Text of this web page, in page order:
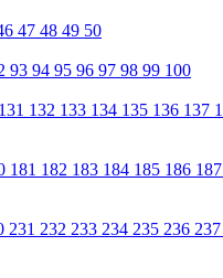
47 48 49 50
93 94 95 96 97 98 99 100
131 132 133 134 135 136 137
181 182 183 184 185 186 187
231 232 233 234 235 236 237